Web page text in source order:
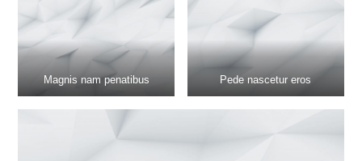
Magnis nam penatibus Pede nascetur eros